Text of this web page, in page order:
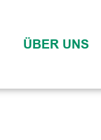
ÜBER UNS